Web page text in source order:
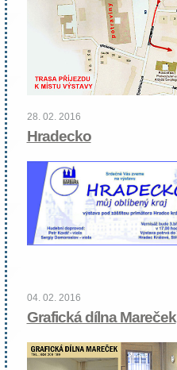
28. 02. 2016
Hradecko
04. 02. 2016
Grafická dílna Mareček